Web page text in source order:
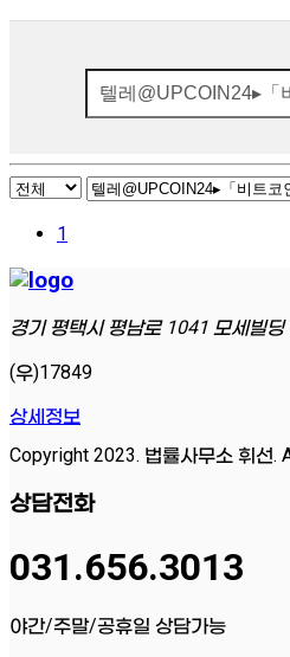
1
경기 평택시 평남로 1041 모세빌
(우)17849
상세정보
Copyright 2023. 법률사무소 휘선.
상담전화
031.656.3013
야간/주말/공휴일 상담가능